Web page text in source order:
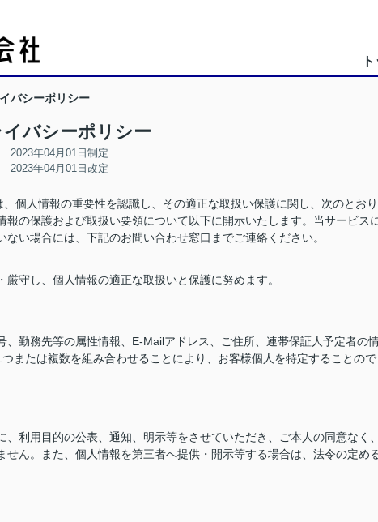
バシーポリシー
イバシーポリシー
2023年04月01日制定
2023年04月01日改定
個人情報の重要性を認識し、その適正な取扱い保護に関し、次のとおり
の保護および取扱い要領について以下に開示いたします。当サービス
い場合には、下記のお問い合わせ窓口までご連絡ください。
守し、個人情報の適正な取扱いと保護に努めます。
勤務先等の属性情報、E-Mailアドレス、ご住所、連帯保証人予定者の
または複数を組み合わせることにより、お客様個人を特定することので
利用目的の公表、通知、明示等をさせていただき、ご本人の同意なく
ん。また、個人情報を第三者へ提供・開示等する場合は、法令の定め